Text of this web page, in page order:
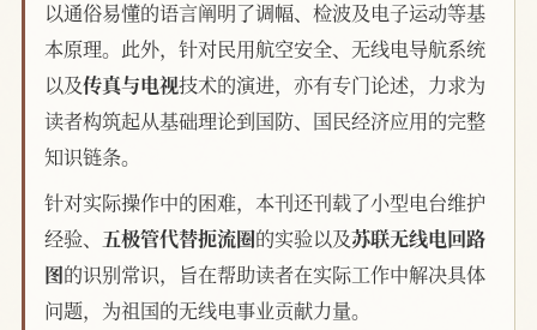
以通俗易懂的语言阐明了调幅、检波及电子运动等基
本原理。此外，针对民用航空安全、无线电导航系统
以及传真与电视技术的演进，亦有专门论述，力求为
读者构筑起从基础理论到国防、国民经济应用的完整
知识链条。
针对实际操作中的困难，本刊还刊载了小型电台维护
经验、 五极管代替扼流圈的实验以及苏联无线电回路
图的识别常识，旨在帮助读者在实际工作中解决具体
问题，为祖国的无线电事业贡献力量。